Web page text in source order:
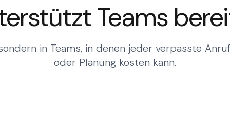
Teams
in Teams, in denen jeder verpasste
oder Planung kosten kann.